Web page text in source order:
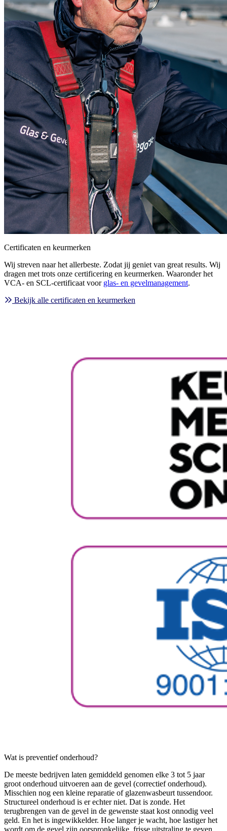
Certificaten en keurmerken
Wij streven naar het allerbeste. Zodat jij geniet van great results. Wij
dragen met trots onze certificering en keurmerken. Waaronder het
VCA- en SCL-certificaat voor glas- en gevelmanagement.
Bekijk alle certificaten en keurmerken
Wat is preventief onderhoud?
De meeste bedrijven laten gemiddeld genomen elke 3 tot 5 jaar
groot onderhoud uitvoeren aan de gevel (correctief onderhoud).
Misschien nog een kleine reparatie of glazenwasbeurt tussendoor.
Structureel onderhoud is er echter niet. Dat is zonde. Het
terugbrengen van de gevel in de gewenste staat kost onnodig veel
geld. En het is ingewikkelder. Hoe langer je wacht, hoe lastiger het
wordt om de gevel zijn oorspronkelijke, frisse uitstraling te geven.